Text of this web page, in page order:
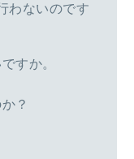
わないのです
すか。
？